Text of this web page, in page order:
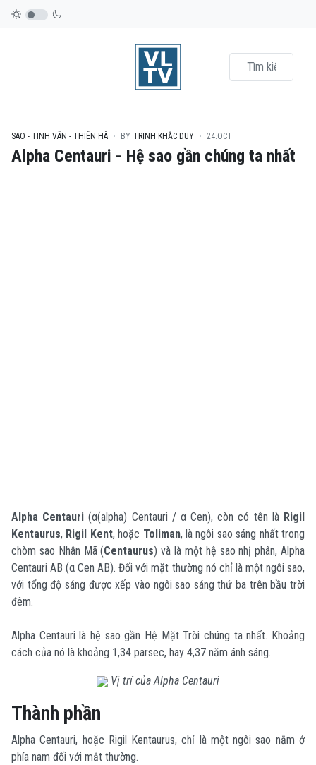
SAO - TINH VÂN - THIÊN HÀ BY TRỊNH KHẮC DUY 24.OCT
Alpha Centauri - Hệ sao gần chúng ta nhất
Alpha Centauri (α(alpha) Centauri / α Cen), còn có tên là Rigil
Kentaurus, Rigil Kent, hoặc Toliman, là ngôi sao sáng nhất trong
chòm sao Nhân Mã (Centaurus) và là một hệ sao nhị phân, Alpha
Centauri AB (α Cen AB). Đối với mặt thường nó chỉ là một ngôi sao,
với tổng độ sáng được xếp vào ngôi sao sáng thứ ba trên bầu trời
đêm.
Alpha Centauri là hệ sao gần Hệ Mặt Trời chúng ta nhất. Khoảng
cách của nó là khoảng 1,34 parsec, hay 4,37 năm ánh sáng.
Vị trí của Alpha Centauri
Thành phần
Alpha Centauri, hoặc Rigil Kentaurus, chỉ là một ngôi sao nằm ở
phía nam đối với mắt thường.